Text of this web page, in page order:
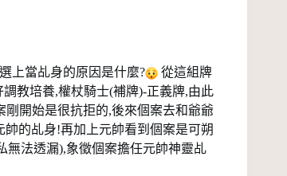
上當乩身的原因是什麼?
從這組牌
教培養,權杖騎士(補牌)-正義牌,由此
開始是很抗拒的,後來個案去和爺爺
的乩身!再加上元帥看到個案是可朔
無法透漏),象徵個案擔任元帥神靈乩